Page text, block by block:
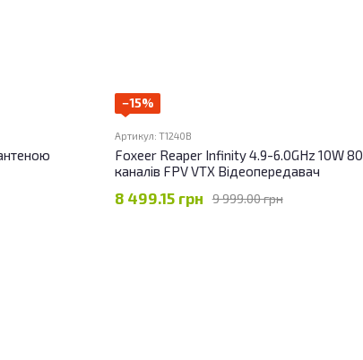
−15%
Артикул: T1240B
Foxeer Reaper Infinity 4.9-6.0GHz 10W 80
каналів FPV VTX Відеопередавач
9 999.00 грн
8 499.15 грн